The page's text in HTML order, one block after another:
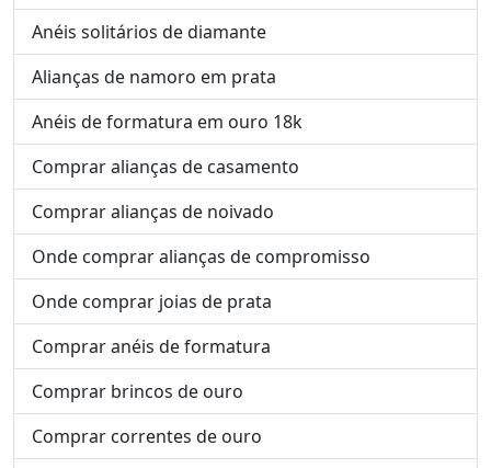
Anéis solitários de diamante
Alianças de namoro em prata
Anéis de formatura em ouro 18k
Comprar alianças de casamento
Comprar alianças de noivado
Onde comprar alianças de compromisso
Onde comprar joias de prata
Comprar anéis de formatura
Comprar brincos de ouro
Comprar correntes de ouro